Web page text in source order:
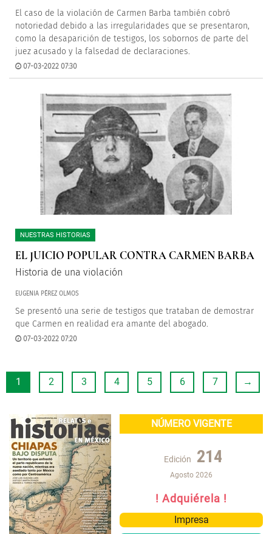
El caso de la violación de Carmen Barba también cobró
notoriedad debido a las irregularidades que se presentaron,
como la desaparición de testigos, los sobornos de parte del
juez acusado y la falsedad de declaraciones.
07-03-2022 07:30
NUESTRAS HISTORIAS
EL JUICIO POPULAR CONTRA CARMEN BARBA
Historia de una violación
EUGENIA PÉREZ OLMOS
Se presentó una serie de testigos que trataban de demostrar
que Carmen en realidad era amante del abogado.
07-03-2022 07:20
1 2 3 4 5 6 7 →
NÚMERO VIGENTE
Edición 214
Agosto 2026
! Adquiérela !
Impresa